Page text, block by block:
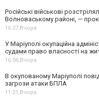
Російські військові
Волноваському районі, —
16:27,Вчора
У Маріуполі окупаційна
судами право власності на
16:06,Вчора
В окупованому Маріуполі
загрози атаки БПЛА
11:21,Вчора